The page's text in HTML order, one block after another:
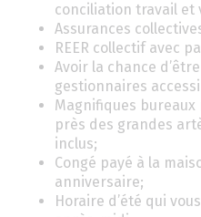
conciliation travail et
Assurances
REER collectif avec
Avoir la chance
gestionnaires
Magnifiques
près des grandes
inclus;
Congé payé à la
anniversaire;
Horaire d’été qui